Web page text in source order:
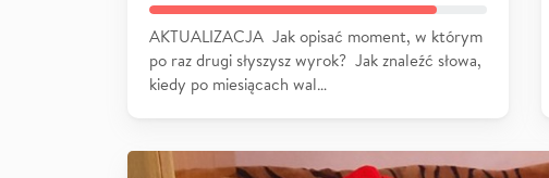
AKTUALIZACJA Jak opisać moment, w którym
po raz drugi słyszysz wyrok? Jak znaleźć słowa,
kiedy po miesiącach wal…